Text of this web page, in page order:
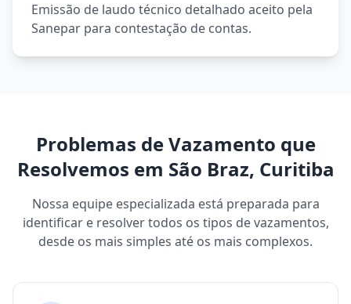
Emissão de laudo técnico detalhado aceito pela
Sanepar para contestação de contas.
Problemas de Vazamento que
Resolvemos em São Braz, Curitiba
Nossa equipe especializada está preparada para
identificar e resolver todos os tipos de vazamentos,
desde os mais simples até os mais complexos.